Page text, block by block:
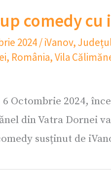
comedy cu
2024/iVanov,
, România,Vila
Octombrie 2024,
din Vatra Dornei
susținut de